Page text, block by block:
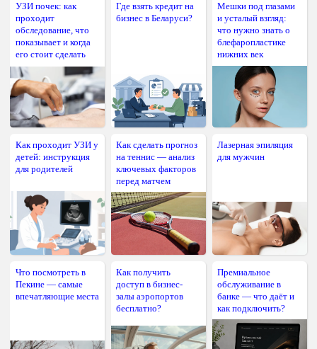
УЗИ почек: как
проходит
обследование, что
показывает и когда
его стоит сделать
Где взять кредит на
бизнес в Беларуси?
Мешки под глазами
и усталый взгляд:
что нужно знать о
блефаропластике
нижних век
Как проходит УЗИ у
детей: инструкция
для родителей
Как сделать прогноз
на теннис — анализ
ключевых факторов
перед матчем
Лазерная эпиляция
для мужчин
Что посмотреть в
Пекине — самые
впечатляющие места
Как получить
доступ в бизнес-
залы аэропортов
бесплатно?
Премиальное
обслуживание в
банке — что даёт и
как подключить?